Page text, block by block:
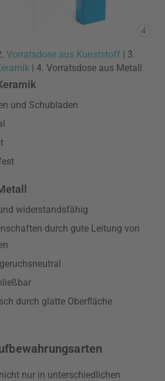
Vorratsdose aus Kunststoff | 3.
| 4. Vorratsdose aus Metall
und Schubladen
widerstandsfähig
durch gute Leitung von
durch glatte Oberfläche
nur in unterschiedlichen